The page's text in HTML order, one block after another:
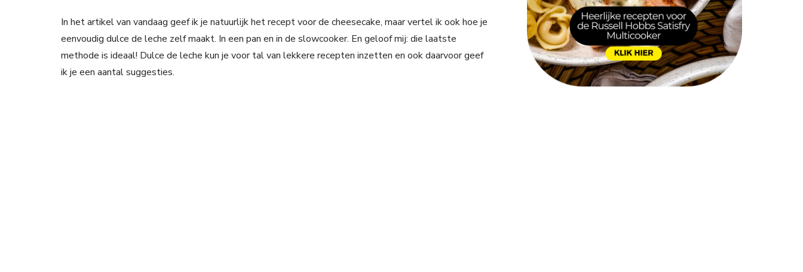
In het artikel van vandaag geef ik je natuurlijk het recept voor de cheesecake, maar vertel ik ook hoe je
eenvoudig dulce de leche zelf maakt. In een pan en in de slowcooker. En geloof mij: die laatste
methode is ideaal! Dulce de leche kun je voor tal van lekkere recepten inzetten en ook daarvoor geef
ik je een aantal suggesties.